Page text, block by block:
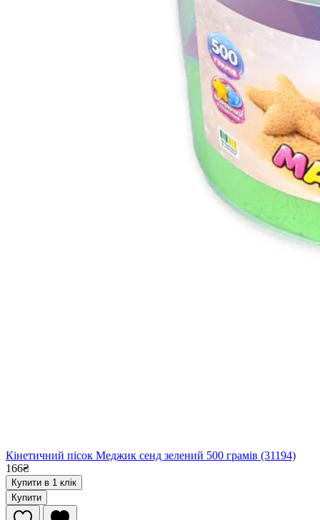
Кінетичний пісок Меджик сенд зелений 500 грамів (31194)
166₴
Купити в 1 клік
Купити